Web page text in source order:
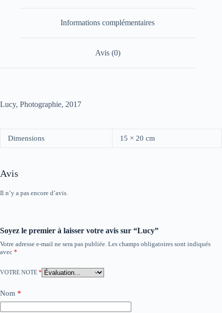
Informations complémentaires
Avis (0)
Lucy, Photographie, 2017
Dimensions 15 × 20 cm
Avis
Il n’y a pas encore d’avis.
Soyez le premier à laisser votre avis sur “Lucy”
Votre adresse e-mail ne sera pas publiée. Les champs obligatoires sont indiqués
avec *
VOTRE NOTE *
Nom *